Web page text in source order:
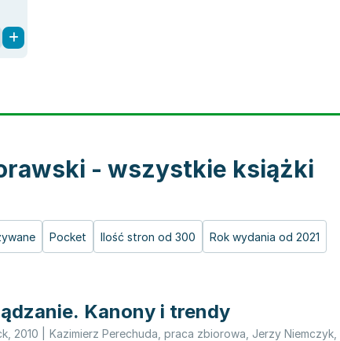
- wszystkie książki
Pocket Ilość stron od 300 Rok wydania od 2021
Kanony i trendy
2010 Kazimierz Perechuda praca zbiorowa Jerzy Niemczyk